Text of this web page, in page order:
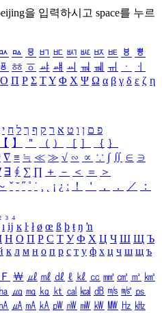
을 입력하시고 space를 누르
ㅯ ㅰ ㅱ ㅲ ㅳ ㅴ ㅵ ㅶ ㅷ ㅸ
ㅹ
ㆄ ㆅ ㆆ ㆇ ㆈ ㆉ ㆊ ㆋ ㆌ ㆍ
ㆎ
Ο Π Ρ Σ ΤΥ Φ Χ Ψ Ω α β γ δ ε ζ η
פ ם ן ו ט א ר ק ף ך ל ח י
【 】 ＂ （ ） ［ ］ ｛ ｝
∇ ≡ ≒ ≪ ≫ √ ∽ ∝ ∵ ∫ ∬ ∈ ∋
∃ ∮ ∑ ∏ ＋ － ＜ ＝
＞
ˇ ˘ ˝ ˚ ˙ ¸ ¡ ¿ ː ！ ＇ ， ． ／
：
₃ ₄
ı ĳ ĸ ŀ ł ø œ ß þ ŧ ŋ ŉ
Н О П Р С Т У Ф Х Ц Ч Ш Щ Ъ
к л м н о п р с т у ф х ц ч ш щ ъ
Ｆ ￦ ㎕ ㎖ ㎗ ℓ ㎘ ㏄ ㎣ ㎤ ㎥ ㎦
㏊ ㎍ ㎎ ㎏ ㏏ ㎈ ㎉ ㏈ ㎧ ㎨ ㎰
㎁ ㎂ ㎃ ㎄ ㎺ ㎻ ㎽ ㎾ ㎿ ㎐ ㎑